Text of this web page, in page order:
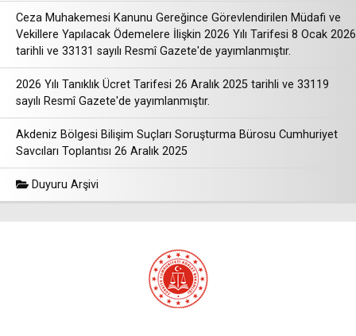
Ceza Muhakemesi Kanunu Gereğince Görevlendirilen Müdafi ve
Vekillere Yapılacak Ödemelere İlişkin 2026 Yılı Tarifesi 8 Ocak 2026
tarihli ve 33131 sayılı Resmî Gazete'de yayımlanmıştır.
2026 Yılı Tanıklık Ücret Tarifesi 26 Aralık 2025 tarihli ve 33119
sayılı Resmî Gazete'de yayımlanmıştır.
Akdeniz Bölgesi Bilişim Suçları Soruşturma Bürosu Cumhuriyet
Savcıları Toplantısı 26 Aralık 2025
Duyuru Arşivi